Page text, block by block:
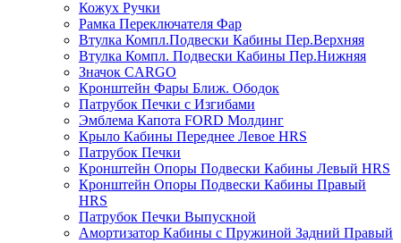
Кожух Ручки
Рамка Переключателя Фар
Втулка Компл.Подвески Кабины Пер.Верхняя
Втулка Компл. Подвески Кабины Пер.Нижняя
Значок CARGO
Кронштейн Фары Ближ. Ободок
Патрубок Печки с Изгибами
Эмблема Капота FORD Молдинг
Крыло Кабины Переднее Левое HRS
Патрубок Печки
Кронштейн Опоры Подвески Кабины Левый HRS
Кронштейн Опоры Подвески Кабины Правый
HRS
Патрубок Печки Выпускной
Амортизатор Кабины с Пружиной Задний Правый